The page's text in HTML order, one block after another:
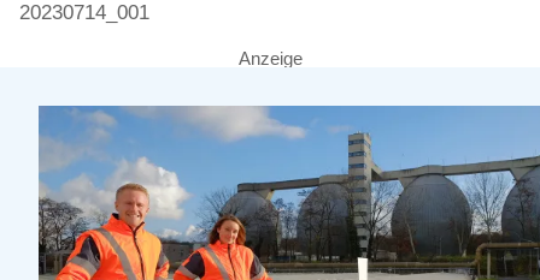
20230714_001
Anzeige